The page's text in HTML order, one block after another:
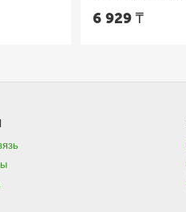
6 929₸